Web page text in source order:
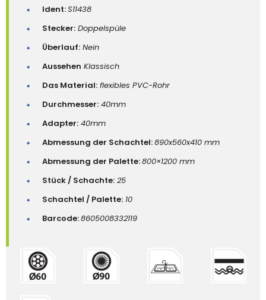
Ident:S11438
Stecker: Doppelspüle
Überlauf: Nein
Aussehen Klassisch
Das Material: flexibles PVC-Rohr
Durchmesser: 40mm
Adapter: 40mm
Abmessung der Schachtel:890x560x410 mm
Abmessung der Palette:800×1200 mm
Stück / Schachte: 25
Schachtel / Palette: 10
Barcode:8605008332119